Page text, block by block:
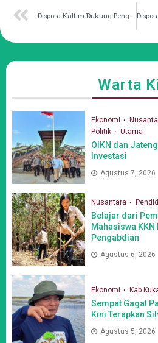
Dispora Kaltim Dukung Penguatan Karang Taruna melalui Bimtek Kepemudaan
Warta
Ekonomi
Politik
Utama
OIKN dan
Investasi
Agustus 7, 2026
Nusantara
Belajar dari
Mahasiswa KKN
Pengabdian
Agustus 6, 2026
Ekonomi Kab
Sempat Gagal
Kini Terapkan
Agustus 5, 2026